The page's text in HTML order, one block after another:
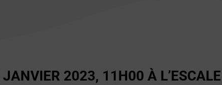
2023, 11H00 À L’ESCALE